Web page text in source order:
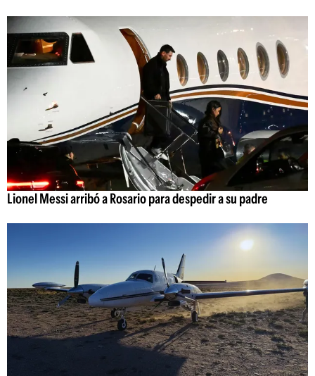
Lionel Messi arribó a Rosario para despedir a su padre